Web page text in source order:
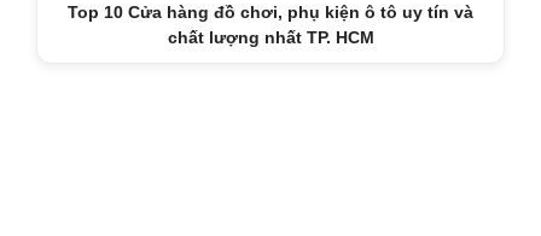
Top 10 Cửa hàng đồ chơi, phụ kiện ô tô uy tín và
chất lượng nhất TP. HCM